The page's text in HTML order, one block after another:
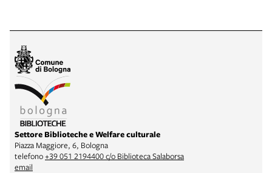
Settore Biblioteche e Welfare culturale
Piazza Maggiore, 6, Bologna
telefono+39 051 2194400 c/o Biblioteca Salaborsa
email